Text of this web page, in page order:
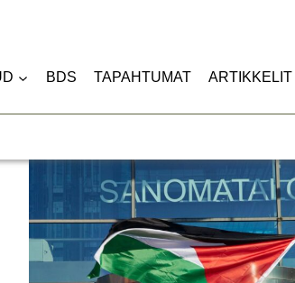
BDS TAPAHTUMAT ARTIKKELIT